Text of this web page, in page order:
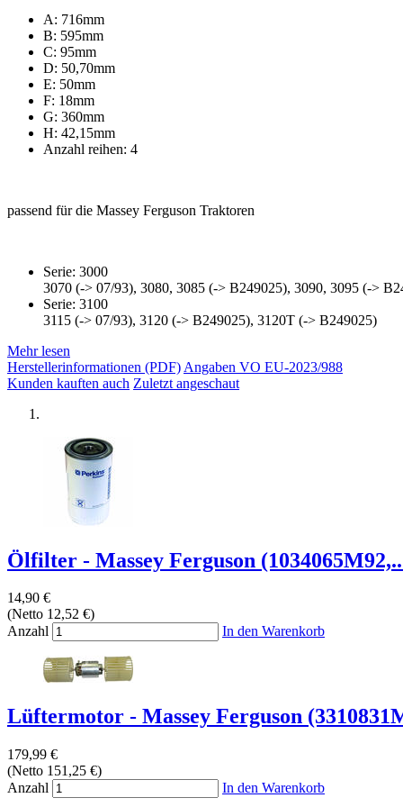
A: 716mm
B: 595mm
C: 95mm
D: 50,70mm
E: 50mm
F: 18mm
G: 360mm
H: 42,15mm
Anzahl reihen: 4
passend für die Massey Ferguson Traktoren
Serie: 3000
3070 (-> 07/93), 3080, 3085 (-> B249025), 3090, 3095 (->
Serie: 3100
3115 (-> 07/93), 3120 (-> B249025), 3120T (-> B249025)
Mehr lesen
Herstellerinformationen (PDF) Angaben VO EU-2023/988
Kunden kauften auch Zuletzt angeschaut
Ölfilter - Massey Ferguson
14,90 €
(Netto 12,52 €)
Anzahl
In den Warenkorb
Lüftermotor - Massey Ferguson
179,99 €
(Netto 151,25 €)
Anzahl
In den Warenkorb